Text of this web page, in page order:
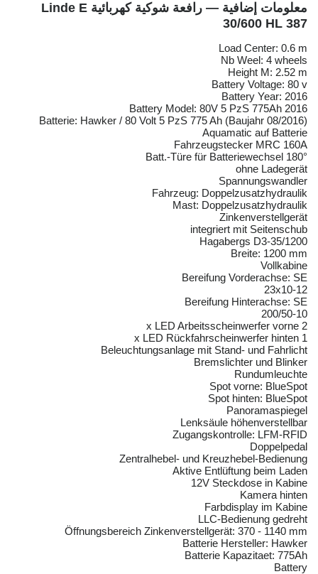
معلومات إضافية — رافعة شوكية كهربائية Linde E
30/600 HL 387
Load Center: 0.6 m
Nb Weel: 4 wheels
Height M: 2.52 m
Battery Voltage: 80 v
Battery Year: 2016
Battery Model: 80V 5 PzS 775Ah 2016
Batterie: Hawker / 80 Volt 5 PzS 775 Ah (Baujahr 08/2016)
Aquamatic auf Batterie
Fahrzeugstecker MRC 160A
180° Batt.-Türe für Batteriewechsel
ohne Ladegerät
Spannungswandler
Fahrzeug: Doppelzusatzhydraulik
Mast: Doppelzusatzhydraulik
Zinkenverstellgerät
integriert mit Seitenschub
Hagabergs D3-35/1200
Breite: 1200 mm
Vollkabine
Bereifung Vorderachse: SE
23x10-12
Bereifung Hinterachse: SE
200/50-10
2 x LED Arbeitsscheinwerfer vorne
1 x LED Rückfahrscheinwerfer hinten
Beleuchtungsanlage mit Stand- und Fahrlicht
Bremslichter und Blinker
Rundumleuchte
Spot vorne: BlueSpot
Spot hinten: BlueSpot
Panoramaspiegel
Lenksäule höhenverstellbar
Zugangskontrolle: LFM-RFID
Doppelpedal
Zentralhebel- und Kreuzhebel-Bedienung
Aktive Entlüftung beim Laden
12V Steckdose in Kabine
Kamera hinten
Farbdisplay im Kabine
LLC-Bedienung gedreht
Öffnungsbereich Zinkenverstellgerät: 370 - 1140 mm
Batterie Hersteller: Hawker
Batterie Kapazitaet: 775Ah
Battery